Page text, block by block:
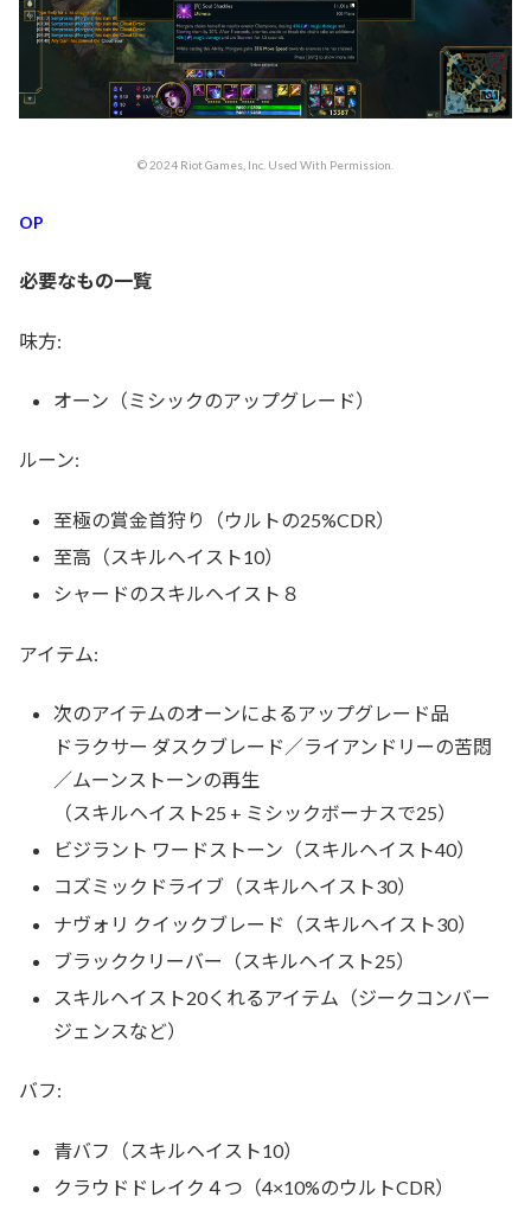
© 2024 Riot Games, Inc. Used With Permission.
OP
必要なもの一覧
味方:
オーン（ミシックのアップグレード）
ルーン:
至極の賞金首狩り（ウルトの25%CDR）
至高（スキルヘイスト10）
シャードのスキルヘイスト８
アイテム:
次のアイテムのオーンによるアップグレード品
ドラクサー ダスクブレード／ライアンドリーの苦悶
／ムーンストーンの再生
（スキルヘイスト25 + ミシックボーナスで25）
ビジラント ワードストーン（スキルヘイスト40）
コズミックドライブ（スキルヘイスト30）
ナヴォリ クイックブレード（スキルヘイスト30）
ブラッククリーバー（スキルヘイスト25）
スキルヘイスト20くれるアイテム（ジークコンバー
ジェンスなど）
バフ:
青バフ（スキルヘイスト10）
クラウドドレイク４つ（4×10%のウルトCDR）